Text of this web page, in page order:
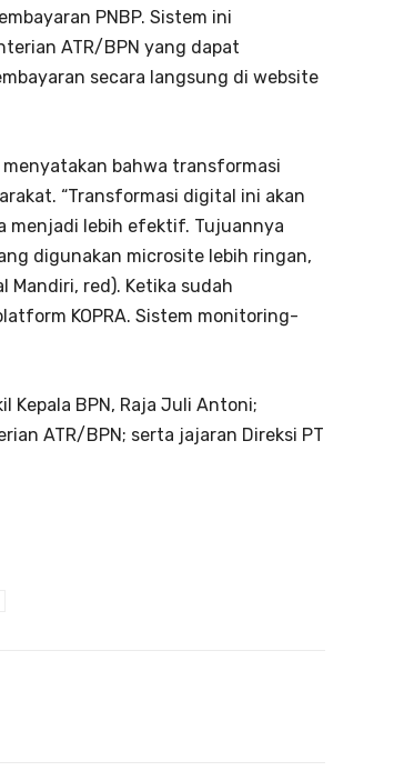
PNBP. Sistem ini
ATR/BPN yang dapat
secara langsung di website
menyatakan bahwa transformasi
“Transformasi digital ini akan
menjadi lebih efektif. Tujuannya
digunakan microsite lebih ringan,
Mandiri, red). Ketika sudah
KOPRA. Sistem monitoring-
Kepala BPN, Raja Juli Antoni;
ATR/BPN; serta jajaran Direksi PT